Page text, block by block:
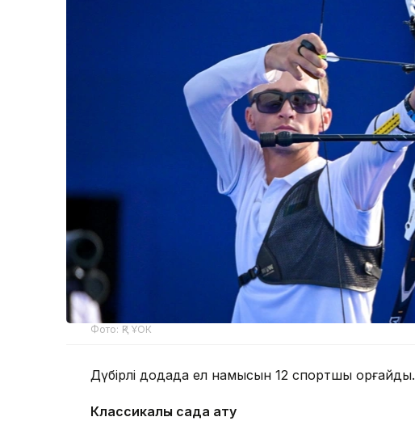
Фото: ҚР ҰОК
Дүбірлі додада ел намысын 12 спортшы қорғайды.
Классикалық садақ ату